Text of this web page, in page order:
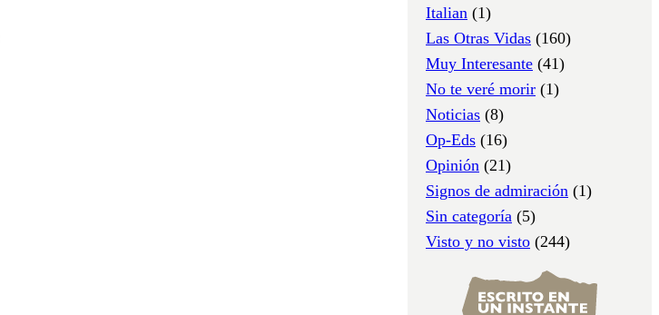
Italian (1)
Las Otras Vidas (160)
Muy Interesante (41)
No te veré morir (1)
Noticias (8)
Op-Eds (16)
Opinión (21)
Signos de admiración (1)
Sin categoría (5)
Visto y no visto (244)